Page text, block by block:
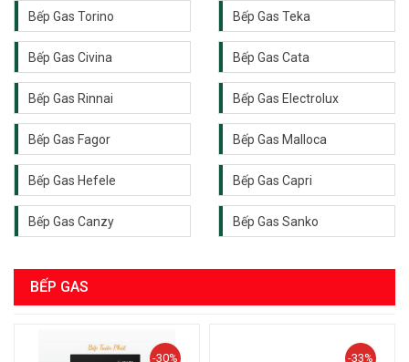
Bếp Gas Torino Bếp Gas Teka
Bếp Gas Civina Bếp Gas Cata
Bếp Gas Rinnai Bếp Gas Electrolux
Bếp Gas Fagor Bếp Gas Malloca
Bếp Gas Hefele Bếp Gas Capri
Bếp Gas Canzy Bếp Gas Sanko
BẾP GAS